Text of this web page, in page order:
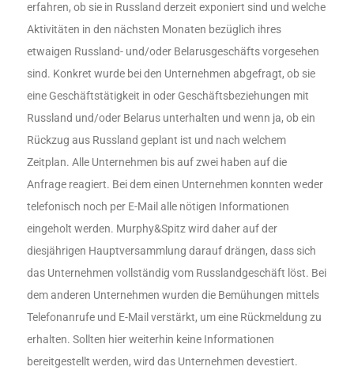
erfahren, ob sie in Russland derzeit exponiert sind und welche
Aktivitäten in den nächsten Monaten bezüglich ihres
etwaigen Russland- und/oder Belarusgeschäfts vorgesehen
sind. Konkret wurde bei den Unternehmen abgefragt, ob sie
eine Geschäftstätigkeit in oder Geschäftsbeziehungen mit
Russland und/oder Belarus unterhalten und wenn ja, ob ein
Rückzug aus Russland geplant ist und nach welchem
Zeitplan. Alle Unternehmen bis auf zwei haben auf die
Anfrage reagiert. Bei dem einen Unternehmen konnten weder
telefonisch noch per E-Mail alle nötigen Informationen
eingeholt werden. Murphy&Spitz wird daher auf der
diesjährigen Hauptversammlung darauf drängen, dass sich
das Unternehmen vollständig vom Russlandgeschäft löst. Bei
dem anderen Unternehmen wurden die Bemühungen mittels
Telefonanrufe und E-Mail verstärkt, um eine Rückmeldung zu
erhalten. Sollten hier weiterhin keine Informationen
bereitgestellt werden, wird das Unternehmen devestiert.